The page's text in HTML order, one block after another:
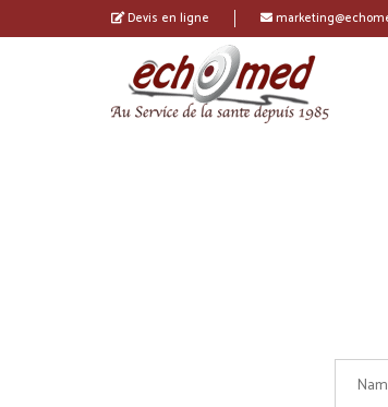
Devis en ligne